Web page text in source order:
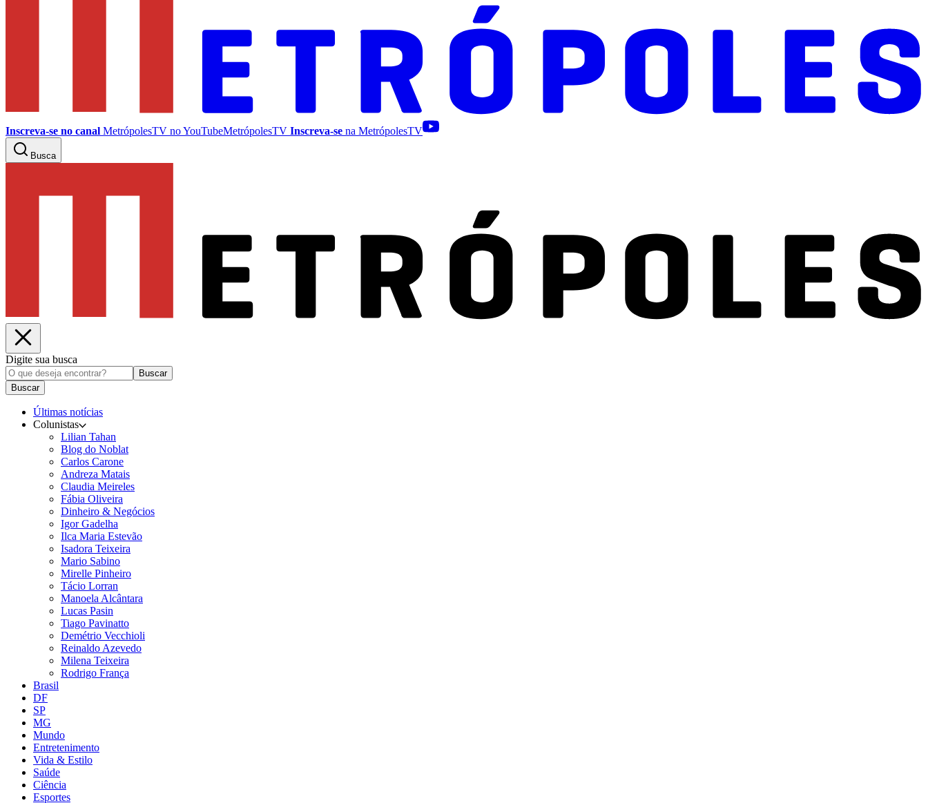
Inscreva-se no canal MetrópolesTV noYouTubeMetrópolesTV Inscreva-se na MetrópolesTV
Busca
Digite sua busca
Buscar
Buscar
Últimas notícias
Colunistas
Lilian Tahan
Blog do Noblat
Carlos Carone
Andreza Matais
Claudia Meireles
Fábia Oliveira
Dinheiro & Negócios
Igor Gadelha
Ilca Maria Estevão
Isadora Teixeira
Mario Sabino
Mirelle Pinheiro
Tácio Lorran
Manoela Alcântara
Lucas Pasin
Tiago Pavinatto
Demétrio Vecchioli
Reinaldo Azevedo
Milena Teixeira
Rodrigo França
Brasil
DF
SP
MG
Mundo
Entretenimento
Vida & Estilo
Saúde
Ciência
Esportes